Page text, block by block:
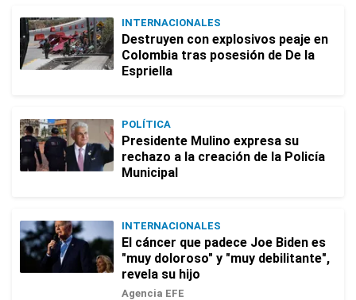
INTERNACIONALES
Destruyen con explosivos peaje en
Colombia tras posesión de De la
Espriella
POLÍTICA
Presidente Mulino expresa su
rechazo a la creación de la Policía
Municipal
INTERNACIONALES
El cáncer que padece Joe Biden es
"muy doloroso" y "muy debilitante",
revela su hijo
Agencia EFE